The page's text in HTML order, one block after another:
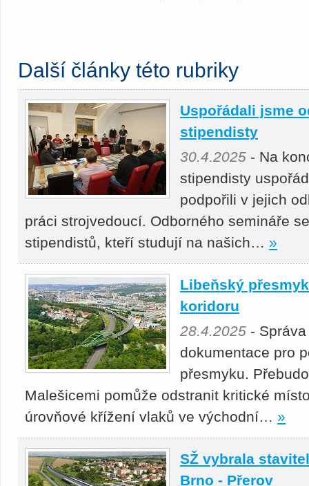
Další články této rubriky
Uspořádali jsme
stipendisty
30.4.2025 - Na
stipendisty
podpořili v jejich
práci strojvedoucí. Odborného semináře
stipendistů, kteří studují na našich… »
Libeňský
koridoru
28.4.2025 -
dokumentace pro
přesmyku.
Malešicemi pomůže odstranit kritické
úrovňové křížení vlaků ve východní… »
SŽ vybrala
Brno - Přerov